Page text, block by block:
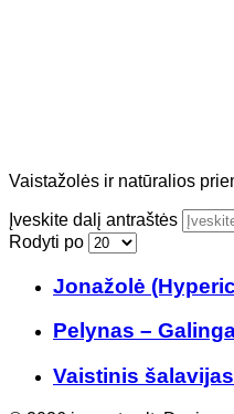
Vaistažolės ir natūralios
Įveskite dalį antraštės
Rodyti po
Jonažolė
Pelynas –
Vaistinis